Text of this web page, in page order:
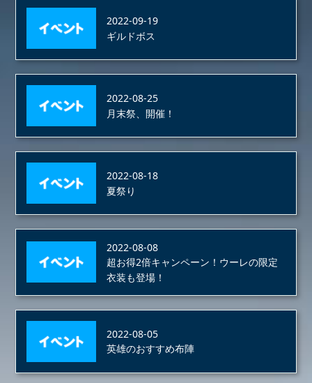
2022-09-19
ギルドボス
2022-08-25
月末祭、開催！
2022-08-18
夏祭り
2022-08-08
超お得2倍キャンペーン！ウーレの限定
衣装も登場！
2022-08-05
英雄のおすすめ布陣